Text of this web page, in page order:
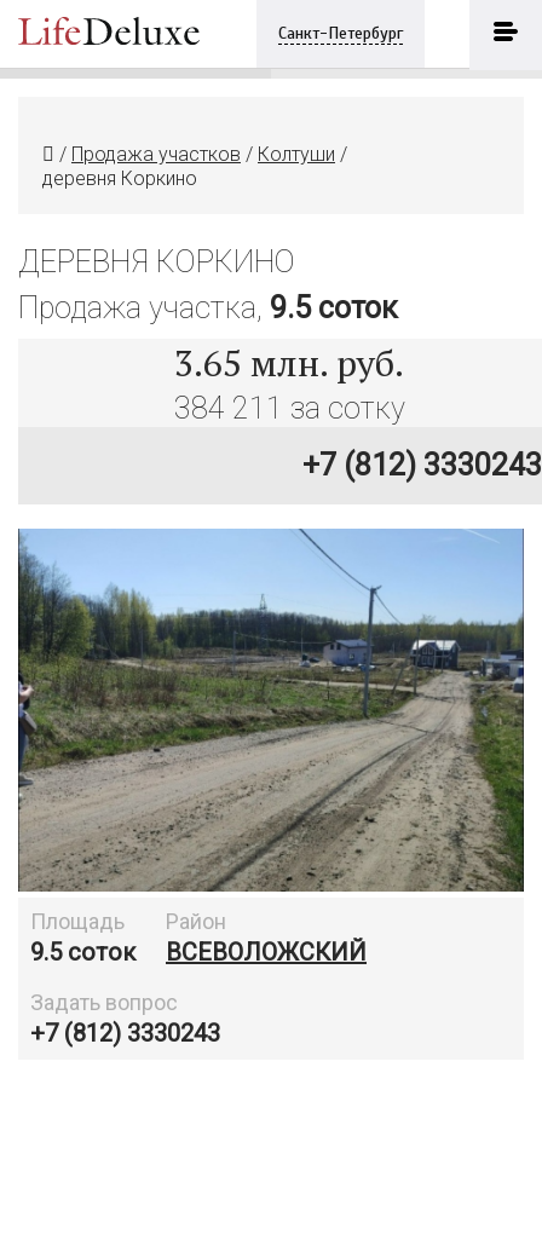
Санкт-Петербург
/ Продажа участков / Колтуши /
деревня Коркино
ДЕРЕВНЯ КОРКИНО
Продажа участка, 9.5 соток
3.65 млн. руб.
384 211 за сотку
+7 (812) 3330243
Площадь
9.5 соток
Район
ВСЕВОЛОЖСКИЙ
Задать вопрос
+7 (812) 3330243
деревня Коркино
+7 (812) 3330243 ПОЗВОНИТЬ